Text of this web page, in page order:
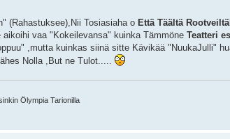
(Rahastuksee),Nii Tosiasiaha o Että Täältä
vaa "Kokeilevansa" kuinka Tämmöne Teatteri
,mutta kuinkas siinä sitte Kävikää "NuukaJulli"
Nolla ,But ne Tulot.....
Ölympia Tarionilla